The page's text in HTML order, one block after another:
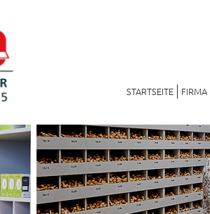
STARTSEITE FIRMA